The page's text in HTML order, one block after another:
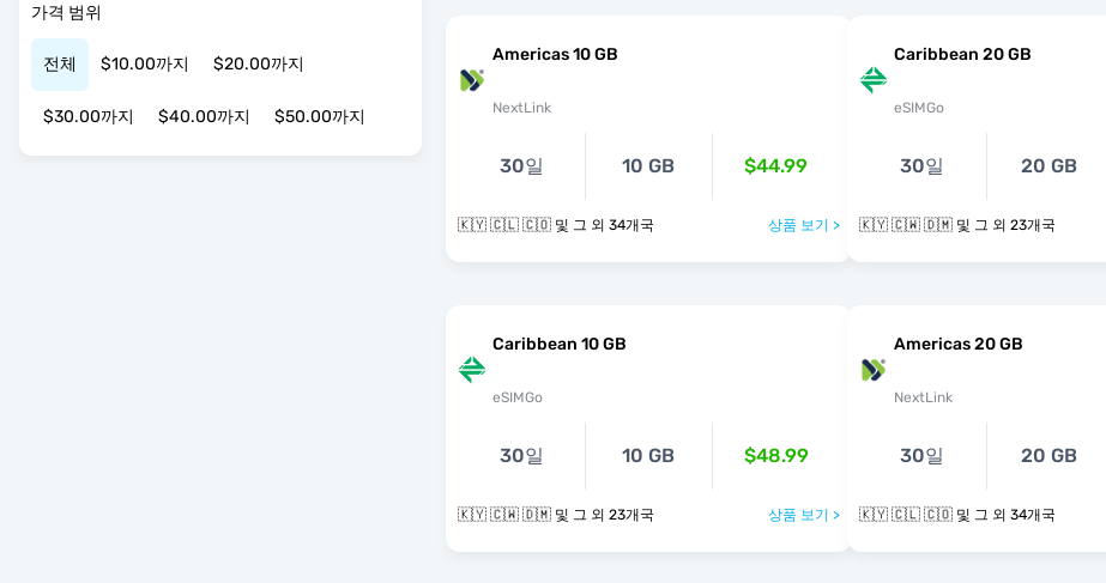
가격 범위
전체 $10.00까지 $20.00까지
$30.00까지 $40.00까지 $50.00까지
Americas 10 GB
NextLink
30일 10 GB $44.99
🇰🇾 🇨🇱 🇨🇴 및 그 외 34개국 상품 보기 >
Caribbean 20 GB
eSIMGo
30일 20 GB
🇰🇾 🇨🇼 🇩🇲 및 그 외 23개국
Caribbean 10 GB
eSIMGo
30일 10 GB $48.99
🇰🇾 🇨🇼 🇩🇲 및 그 외 23개국 상품 보기 >
Americas 20 GB
NextLink
30일 20 GB
🇰🇾 🇨🇱 🇨🇴 및 그 외 34개국